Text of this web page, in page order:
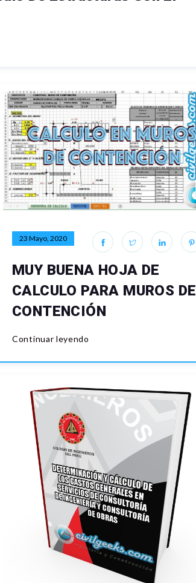
23 Mayo, 2020
MUY BUENA HOJA DE
CALCULO PARA MUROS DE
CONTENCIÓN
Continuar leyendo